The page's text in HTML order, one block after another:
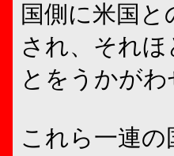
国側に米国
され、それ
とをうかが
これら一連